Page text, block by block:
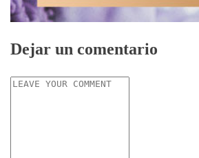
Dejar un comentario